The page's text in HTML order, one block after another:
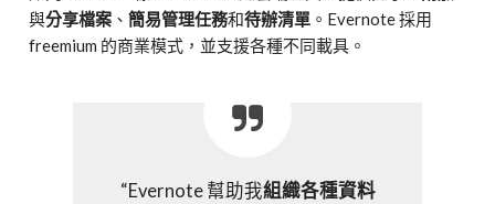
與分享檔案 、簡易管理任務和待辦清單 。Evernote 採用
freemium 的商業模式，並支援各種不同載具。
“Evernote 幫助我組織各種資料